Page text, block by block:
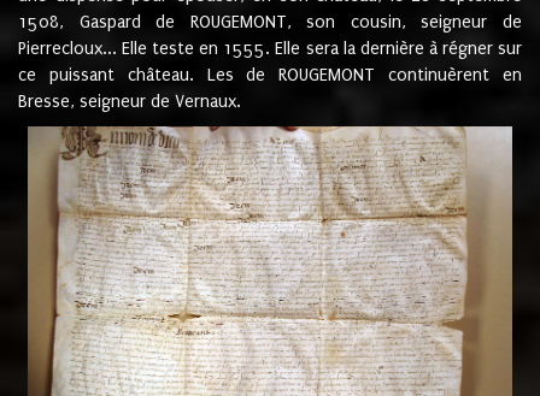
1508, Gaspard de ROUGEMONT, son cousin, seigneur de
Pierrecloux... Elle teste en 1555. Elle sera la dernière à régner sur
ce puissant château. Les de ROUGEMONT continuèrent en
Bresse, seigneur de Vernaux.